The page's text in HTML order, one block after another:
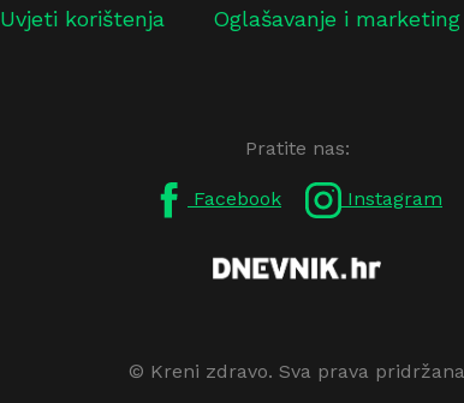
Uvjeti korištenja Oglašavanje i marketing
Pratite nas:
Facebook Instagram
© Kreni zdravo. Sva prava pridržana